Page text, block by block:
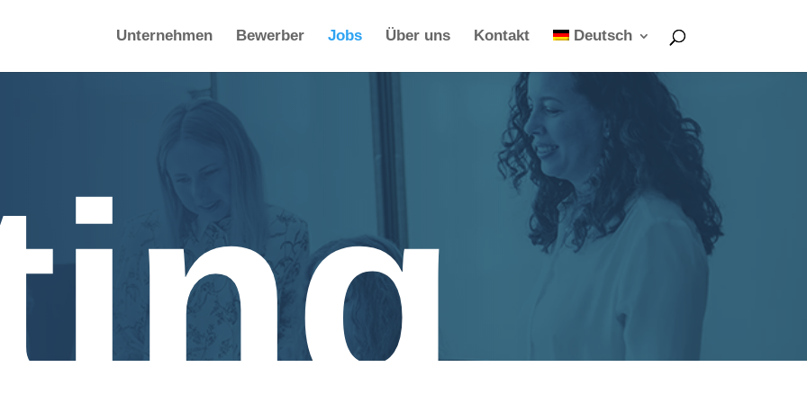
Unternehmen Bewerber Jobs Über uns Kontakt Deutsch